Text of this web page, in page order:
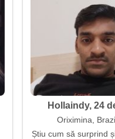
Hollaindy, 24
Oriximina,
Știu cum să surprind